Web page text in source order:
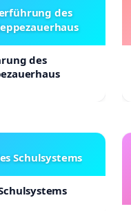
des
des
Schulsystems